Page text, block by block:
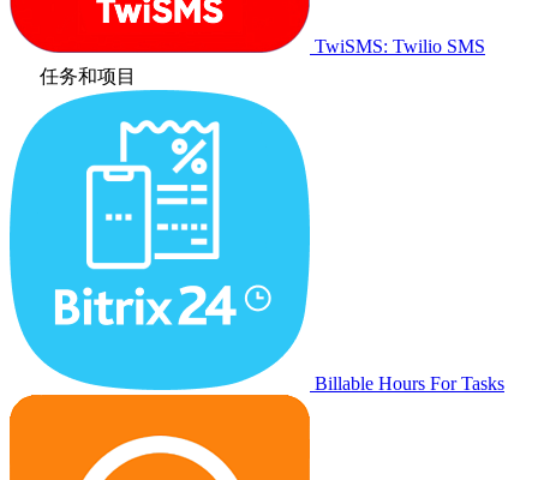
TwiSMS: Twilio SMS
任务和项目
Billable Hours For Tasks